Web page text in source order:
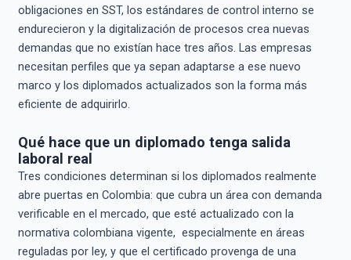
obligaciones en SST, los estándares de control interno se
endurecieron y la digitalización de procesos crea nuevas
demandas que no existían hace tres años. Las empresas
necesitan perfiles que ya sepan adaptarse a ese nuevo
marco y los diplomados actualizados son la forma más
eficiente de adquirirlo.
Qué hace que un diplomado tenga salida
laboral real
Tres condiciones determinan si los diplomados realmente
abre puertas en Colombia: que cubra un área con demanda
verificable en el mercado, que esté actualizado con la
normativa colombiana vigente, especialmente en áreas
reguladas por ley, y que el certificado provenga de una